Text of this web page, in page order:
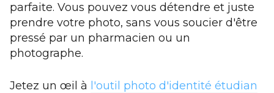
parfaite. Vous pouvez vous détendre et juste
prendre votre photo, sans vous soucier d'être
pressé par un pharmacien ou un
photographe.
Jetez un œil à l'outil photo d'identité étudian